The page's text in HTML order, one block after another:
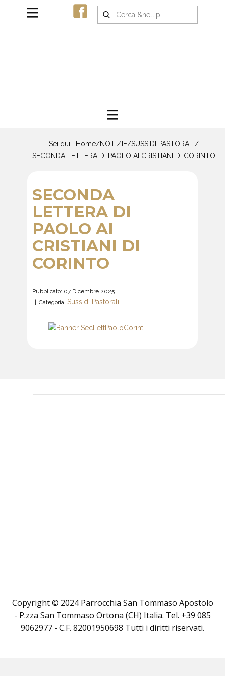
Sei qui: Home/NOTIZIE/SUSSIDI PASTORALI/
SECONDA LETTERA DI PAOLO AI CRISTIANI DI CORINTO
SECONDA
LETTERA DI
PAOLO AI
CRISTIANI DI
CORINTO
Pubblicato: 07 Dicembre 2025
Categoria: Sussidi Pastorali
Copyright © 2024 Parrocchia San Tommaso Apostolo
- P.zza San Tommaso Ortona (CH) Italia. Tel. +39 085
9062977 - C.F. 82001950698 Tutti i diritti riservati.